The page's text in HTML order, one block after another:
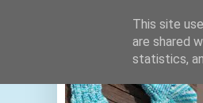
This site
are shared
statistics,